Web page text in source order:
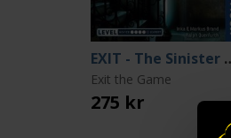
EXIT -
Exit the Game
275 kr